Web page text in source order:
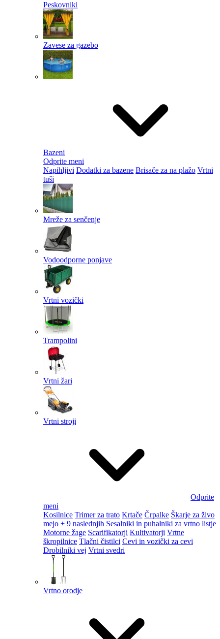
Peskovniki
Zavese za gazebo
Bazeni
Odprite meni
Napihljivi Dodatki za bazene Brisače za na plažo Vrtni
tuši
Mreže za senčenje
Vodoodporne ponjave
Vrtni vozički
Trampolini
Vrtni žari
Vrtni stroji
Odprite
meni
Kosilnice Trimer za trato Krtače Črpalke Škarje za živo
mejo + 9 naslednjih Sesalniki in puhalniki za vrtno listje
Motorne žage Scarifikatorji Kultivatorji Vrtne
škropilnice Tlačni čistilci Cevi in vozički za cevi
Drobilniki vej Vrtni svedri
Vrtno orodje